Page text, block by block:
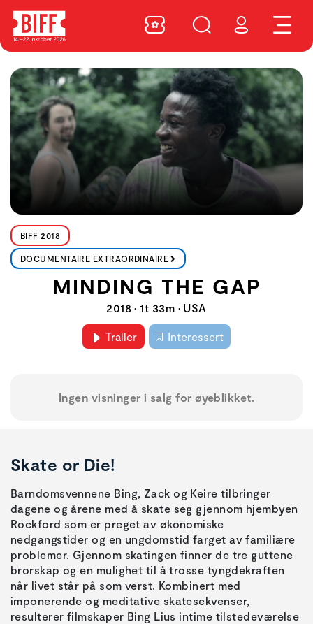
BIFF 2018
DOCUMENTAIRE EXTRAORDINAIRE
MINDING THE GAP
2018 • 1t 33m • USA
Trailer Interessert
Ingen visninger i salg for øyeblikket.
Skate or Die!
Barndomsvennene Bing, Zack og Keire tilbringer
dagene og årene med å skate seg gjennom hjembyen
Rockford som er preget av økonomiske
nedgangstider og en ungdomstid farget av familiære
problemer. Gjennom skatingen finner de tre guttene
brorskap og en mulighet til å trosse tyngdekraften
når livet står på som verst. Kombinert med
imponerende og meditative skatesekvenser,
resulterer filmskaper Bing Lius intime tilstedeværelse